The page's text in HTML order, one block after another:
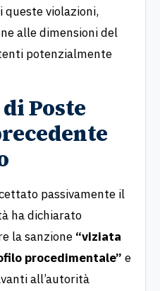
violazioni,
alle dimensioni del
potenzialmente
Poste
passivamente il
ha dichiarato
la sanzione “viziata
procedimentale” e
all’autorità